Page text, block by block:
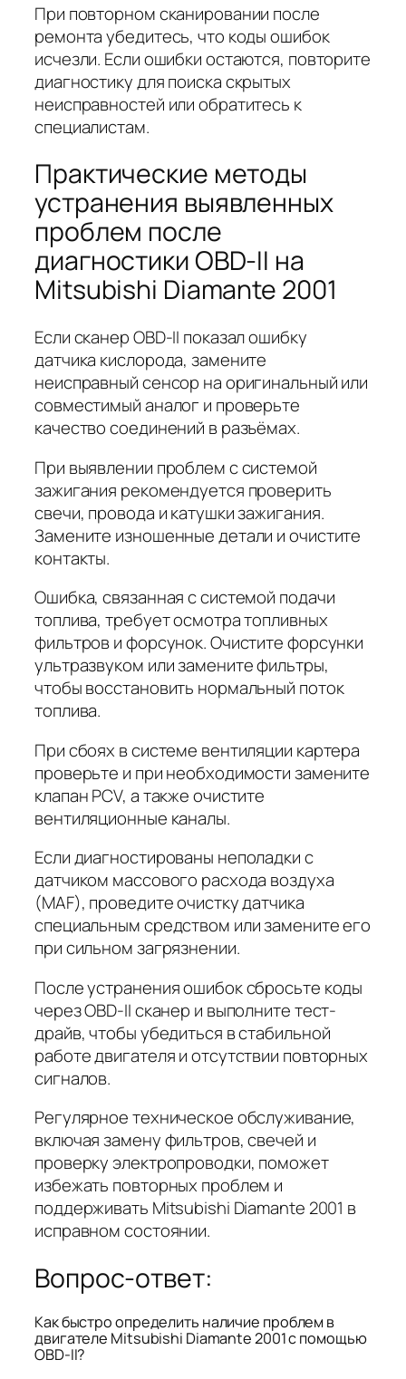
При повторном сканировании после
ремонта убедитесь, что коды ошибок
исчезли. Если ошибки остаются, повторите
диагностику для поиска скрытых
неисправностей или обратитесь к
специалистам.
Практические методы
устранения выявленных
проблем после
диагностики OBD-II на
Mitsubishi Diamante 2001
Если сканер OBD-II показал ошибку
датчика кислорода, замените
неисправный сенсор на оригинальный или
совместимый аналог и проверьте
качество соединений в разъёмах.
При выявлении проблем с системой
зажигания рекомендуется проверить
свечи, провода и катушки зажигания.
Замените изношенные детали и очистите
контакты.
Ошибка, связанная с системой подачи
топлива, требует осмотра топливных
фильтров и форсунок. Очистите форсунки
ультразвуком или замените фильтры,
чтобы восстановить нормальный поток
топлива.
При сбоях в системе вентиляции картера
проверьте и при необходимости замените
клапан PCV, а также очистите
вентиляционные каналы.
Если диагностированы неполадки с
датчиком массового расхода воздуха
(MAF), проведите очистку датчика
специальным средством или замените его
при сильном загрязнении.
После устранения ошибок сбросьте коды
через OBD-II сканер и выполните тест-
драйв, чтобы убедиться в стабильной
работе двигателя и отсутствии повторных
сигналов.
Регулярное техническое обслуживание,
включая замену фильтров, свечей и
проверку электропроводки, поможет
избежать повторных проблем и
поддерживать Mitsubishi Diamante 2001 в
исправном состоянии.
Вопрос-ответ:
Как быстро определить наличие проблем в
двигателе Mitsubishi Diamante 2001 с помощью
OBD-II?